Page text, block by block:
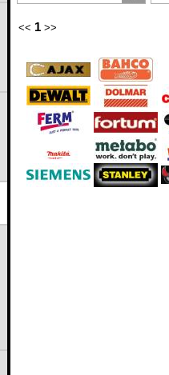
<< 1 >>